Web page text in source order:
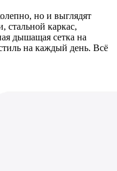
но и выглядят
каркас,
дышащая сетка на
на каждый день. Всё